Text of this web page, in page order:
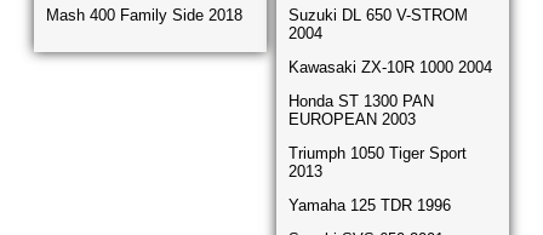
Mash 400 Family Side 2018
Suzuki DL 650 V-STROM
2004
Kawasaki ZX-10R 1000 2004
Honda ST 1300 PAN
EUROPEAN 2003
Triumph 1050 Tiger Sport
2013
Yamaha 125 TDR 1996